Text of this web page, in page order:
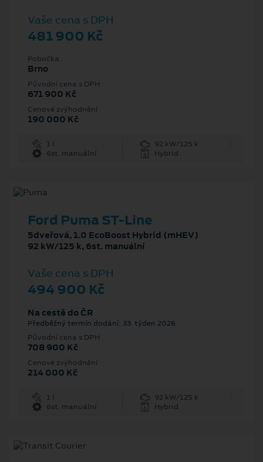
Vaše cena s DPH
481 900 Kč
Pobočka
Brno
Původní cena s DPH
671 900 Kč
Cenové zvýhodnění
190 000 Kč
1 l
92 kW/125 k
6st. manuální
Hybrid
Ford Puma ST-Line
5dveřová, 1.0 EcoBoost Hybrid (mHEV)
92 kW/125 k, 6st. manuální
Vaše cena s DPH
494 900 Kč
Na cestě do ČR
Předběžný termín dodání: 33. týden 2026
Původní cena s DPH
708 900 Kč
Cenové zvýhodnění
214 000 Kč
1 l
92 kW/125 k
6st. manuální
Hybrid